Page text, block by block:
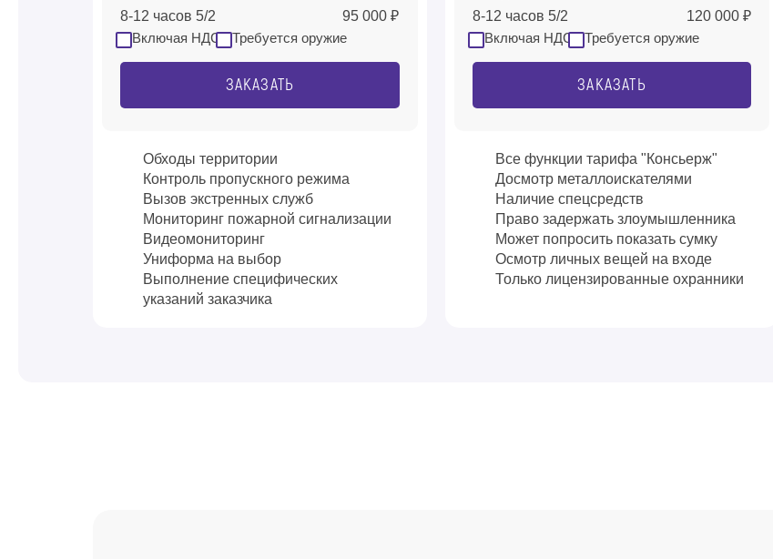
8-12 часов 5/2
95 000 ₽
Включая НДС
Требуется оружие
ЗАКАЗАТЬ
Обходы территории
Контроль пропускного режима
Вызов экстренных служб
Мониторинг пожарной сигнализации
Видеомониторинг
Униформа на выбор
Выполнение специфических
указаний заказчика
8-12 часов 5/2
120 000 ₽
Включая НДС
Требуется оружие
ЗАКАЗАТЬ
Все функции тарифа "Консьерж"
Досмотр металлоискателями
Наличие спецсредств
Право задержать злоумышленника
Может попросить показать сумку
Осмотр личных вещей на входе
Только лицензированные охранники